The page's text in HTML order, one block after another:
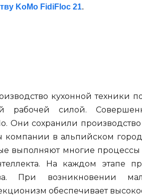
KoMo FidiFloc 21.
кухонной техники
рабочей силой.
Они сохранили
компании в альпийском
выполняют многие процессы
На каждом этапе
При возникновении
обеспечивает